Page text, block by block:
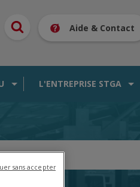
Aide & Contact
L'ENTREPRISE STGA
sans accepter